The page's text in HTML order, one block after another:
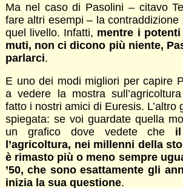
Ma nel caso di Pasolini – citavo
fare altri esempi – la
quel livello. Infatti, mentre i
muti, non ci dicono più niente,
parlarci.
E uno dei modi migliori per capire
a vedere la mostra
fatto i nostri amici di Euresis. L’altro
spiegata: se voi guardate quella
un grafico dove vedete che
l’agricoltura, nei millenni della
è rimasto più o meno sempre
’50, che sono esattamente gli
inizia la sua questione.